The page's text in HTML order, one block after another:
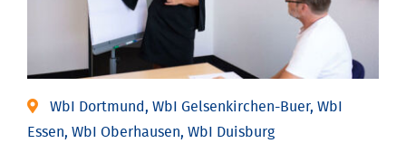
WbI Dortmund, WbI Gelsenkirchen-Buer, WbI
Essen, WbI Oberhausen, WbI Duisburg